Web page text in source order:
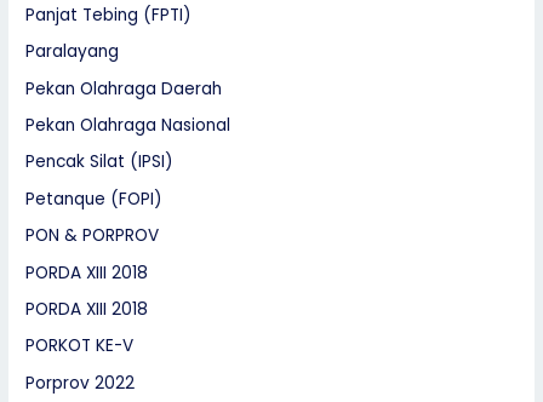
Panjat Tebing (FPTI)
Paralayang
Pekan Olahraga Daerah
Pekan Olahraga Nasional
Pencak Silat (IPSI)
Petanque (FOPI)
PON & PORPROV
PORDA XIII 2018
PORDA XIII 2018
PORKOT KE-V
Porprov 2022